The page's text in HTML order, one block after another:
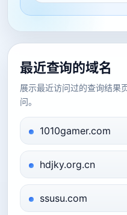
最近查询的域名
展示最近访问过的查询结果
问。
1010gamer.com
hdjky.org.cn
ssusu.com